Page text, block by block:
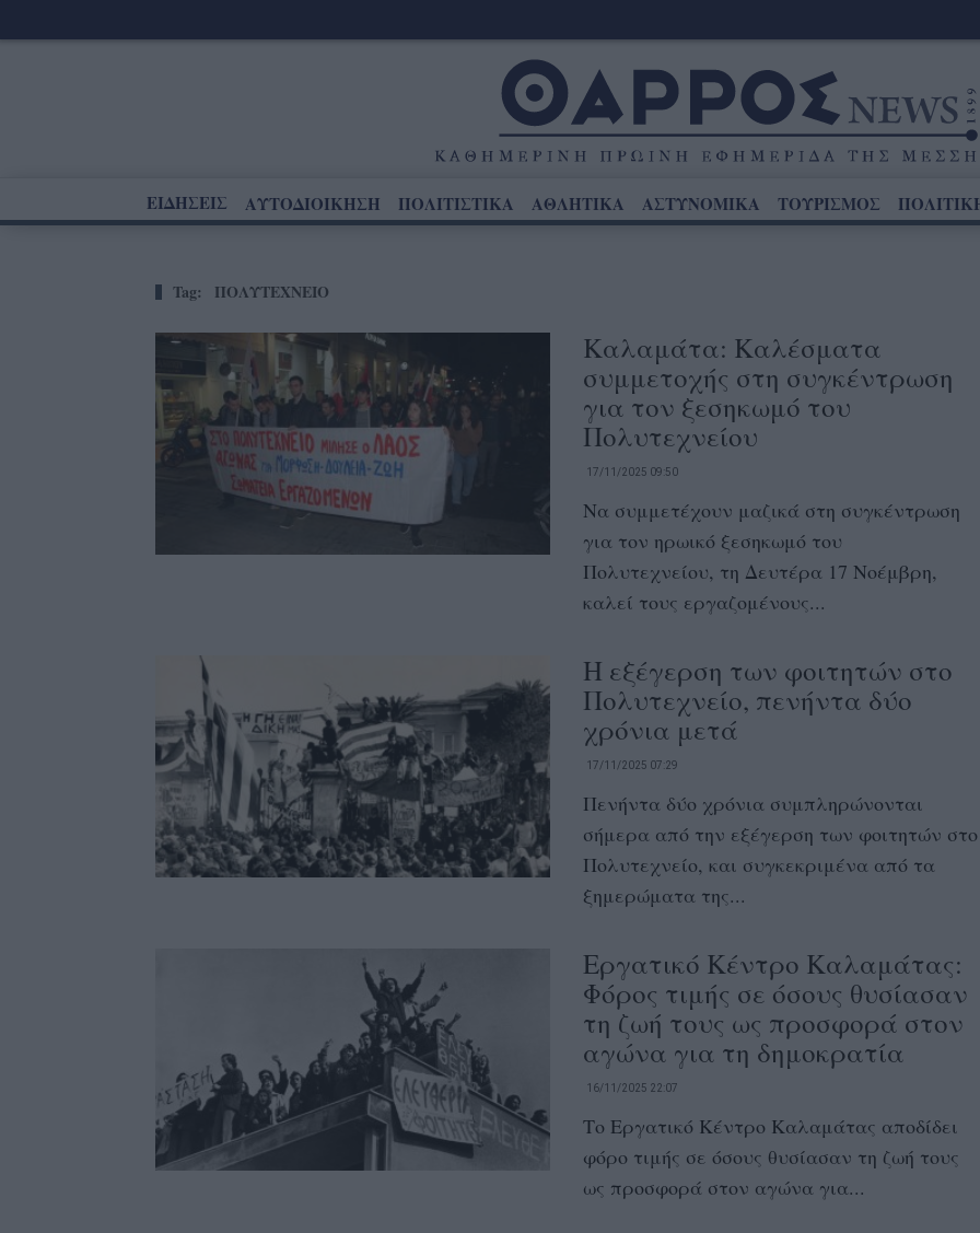
ΕΙΔΗΣΕΙΣ ΑΥΤΟΔΙΟΙΚΗΣΗ ΠΟΛΙΤΙΣΤΙΚΑ ΑΘΛΗΤΙΚΑ ΑΣΤΥΝΟΜΙΚΑ ΤΟΥΡΙΣΜΟΣ
Tag: ΠΟΛΥΤΕΧΝΕΙΟ
Καλαμάτα: Καλέσματα
συμμετοχής στη συγκέντρωση
για τον ξεσηκωμό του
Πολυτεχνείου
17/11/2025 09:50
Να συμμετέχουν μαζικά στη συγκέντρωση
για τον ηρωικό ξεσηκωμό του
Πολυτεχνείου, τη Δευτέρα 17 Νοέμβρη,
καλεί τους εργαζομένους...
Η εξέγερση των φοιτητών στο
Πολυτεχνείο, πενήντα δύο
χρόνια μετά
17/11/2025 07:29
Πενήντα δύο χρόνια συμπληρώνονται
σήμερα από την εξέγερση των φοιτητών στο
Πολυτεχνείο, και συγκεκριμένα από τα
ξημερώματα της...
Εργατικό Κέντρο Καλαμάτας:
Φόρος τιμής σε όσους θυσίασαν
τη ζωή τους ως προσφορά στον
αγώνα για τη δημοκρατία
16/11/2025 22:07
Το Εργατικό Κέντρο Καλαμάτας αποδίδει
φόρο τιμής σε όσους θυσίασαν τη ζωή τους
ως προσφορά στον αγώνα για...